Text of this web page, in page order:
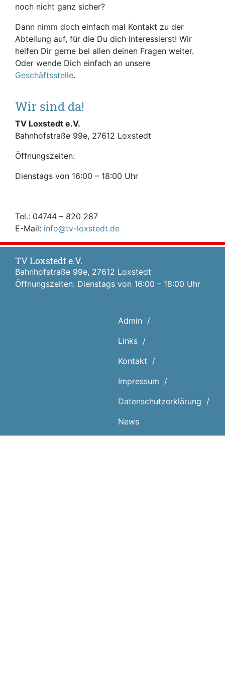
noch nicht ganz sicher?
Dann nimm doch einfach mal Kontakt zu der
Abteilung auf, für die Du dich interessierst! Wir
helfen Dir gerne bei allen deinen Fragen weiter.
Oder wende Dich einfach an unsere
Geschäftsstelle.
Wir sind da!
TV Loxstedt e.V.
Bahnhofstraße 99e, 27612 Loxstedt
Öffnungszeiten:
Dienstags von 16:00 – 18:00 Uhr
Tel.: 04744 – 820 287
E-Mail: info@tv-loxstedt.de
TV Loxstedt e.V.
Bahnhofstraße 99e, 27612 Loxstedt
Öffnungszeiten: Dienstags von 16:00 – 18:00 Uhr
Admin
Links
Kontakt
Impressum
Datenschutz­erklärung
News